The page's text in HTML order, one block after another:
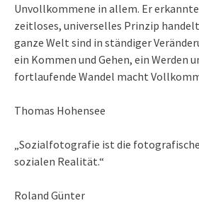
Unvollkommene in allem. Er
zeitloses, universelles Prinzip
ganze Welt sind in ständiger
ein Kommen und Gehen, ein Werden
fortlaufende Wandel macht
Thomas Hohensee
„Sozialfotografie ist die
sozialen Realität.“
Roland Günter